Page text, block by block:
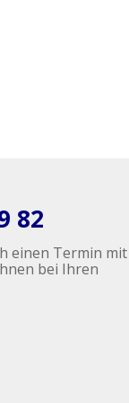
82
einen Termin mit
bei Ihren